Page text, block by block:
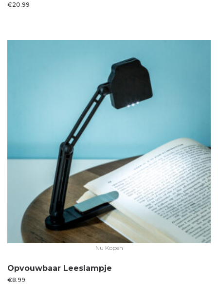
€20.99
Nu Kopen
Opvouwbaar Leeslampje
€8.99